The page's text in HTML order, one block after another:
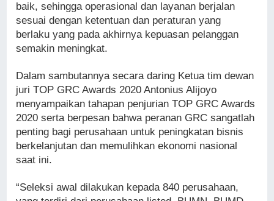
baik, sehingga operasional dan layanan berjalan
sesuai dengan ketentuan dan peraturan yang
berlaku yang pada akhirnya kepuasan pelanggan
semakin meningkat.
Dalam sambutannya secara daring Ketua tim dewan
juri TOP GRC Awards 2020 Antonius Alijoyo
menyampaikan tahapan penjurian TOP GRC Awards
2020 serta berpesan bahwa peranan GRC sangatlah
penting bagi perusahaan untuk peningkatan bisnis
berkelanjutan dan memulihkan ekonomi nasional
saat ini.
“Seleksi awal dilakukan kepada 840 perusahaan,